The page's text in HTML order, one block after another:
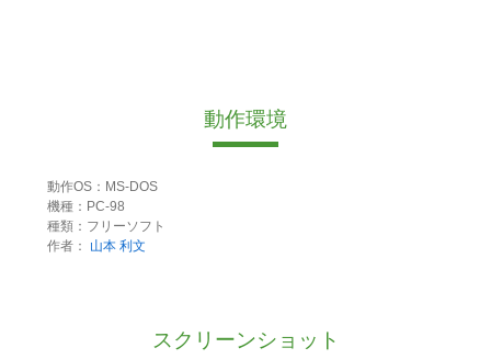
動作環境
動作OS：MS-DOS
機種：PC-98
種類：フリーソフト
作者：
山本 利文
スクリーンショット